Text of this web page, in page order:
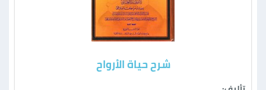
شرح حياة الأرواح